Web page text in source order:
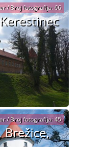
/ Broj fotografija: 66
/ Broj fotografija: 45